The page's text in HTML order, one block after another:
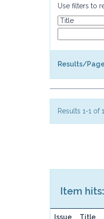
Use filters to
Results/
Results 1-1 of
Item hits:
Issue Title